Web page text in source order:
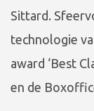
Sittard.
technologie
award ‘Best
en de